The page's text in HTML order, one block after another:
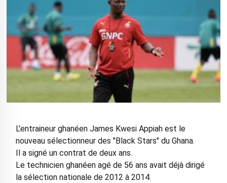
L'entraineur ghanéen James Kwesi Appiah est le
nouveau sélectionneur des "Black Stars" du Ghana.
Il a signé un contrat de deux ans.
Le technicien ghanéen agé de 56 ans avait déjà dirigé
la sélection nationale de 2012 à 2014.